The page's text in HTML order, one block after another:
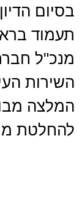
בסיום
תעמוד
מנכ"ל
השירות
המלצה
להחלטת